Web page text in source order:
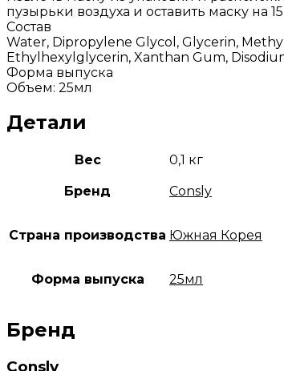
пузырьки воздуха и оставить маску на
Состав
Water, Dipropylene Glycol, Glycerin,
Ethylhexylglycerin, Xanthan Gum,
Форма выпуска
Объем: 25мл
Детали
Вес 0,1 кг
Бренд Consly
Страна производства Южная Корея
Форма выпуска 25мл
Бренд
Consly